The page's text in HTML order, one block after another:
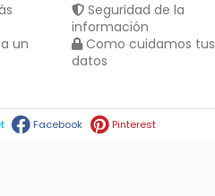
un
Seguridad de la
información
Como cuidamos tus
datos
Facebook Pinterest